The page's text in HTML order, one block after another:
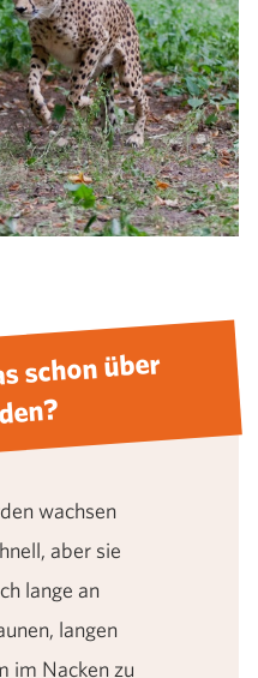
schon über
wachsen
aber sie
lange an
langen
im Nacken zu